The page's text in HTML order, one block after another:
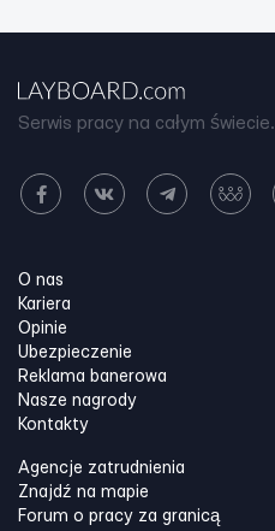
Serwis pracy na całym świecie.
O nas
Kariera
Opinie
Ubezpieczenie
Reklama banerowa
Nasze nagrody
Kontakty
Agencje zatrudnienia
Znajdź na mapie
Forum o pracy za granicą